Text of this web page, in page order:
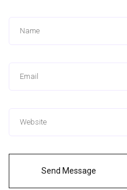
Send Message